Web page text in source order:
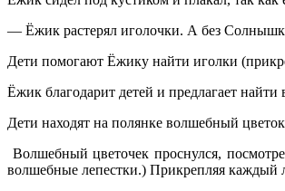
— Ёжик растерял иголочки. А без
Дети помогают Ёжику найти иголки
Ёжик благодарит детей и предлагает
Дети находят на полянке волшебный
Волшебный цветочек проснулся,
волшебные лепестки.) Прикрепляя каждый